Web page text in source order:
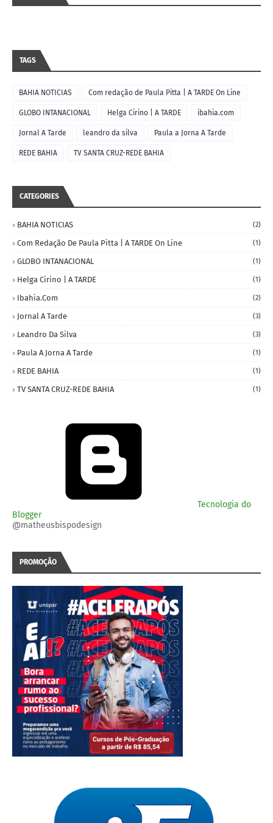
TAGS
BAHIA NOTICIAS Com redação de Paula Pitta | A TARDE On Line
GLOBO INTANACIONAL Helga Cirino | A TARDE ibahia.com
Jornal A Tarde leandro da silva Paula a Jorna A Tarde
REDE BAHIA TV SANTA CRUZ-REDE BAHIA
CATEGORIES
BAHIA NOTICIAS (2)
Com Redação De Paula Pitta | A TARDE On Line (1)
GLOBO INTANACIONAL (1)
Helga Cirino | A TARDE (1)
Ibahia.com (2)
Jornal A Tarde (3)
Leandro Da Silva (3)
Paula A Jorna A Tarde (1)
REDE BAHIA (1)
TV SANTA CRUZ-REDE BAHIA (1)
Tecnologia do
Blogger
@matheusbispodesign
PROMOÇÃO